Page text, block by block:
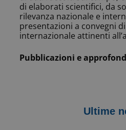
di elaborati scientifici, da
rilevanza nazionale e
presentazioni a convegni
internazionale attinenti
Pubblicazioni e
Ultime